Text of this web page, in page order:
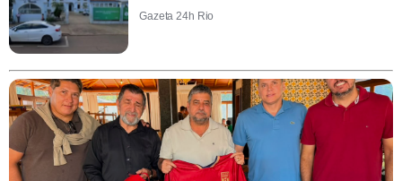
Gazeta 24h Rio